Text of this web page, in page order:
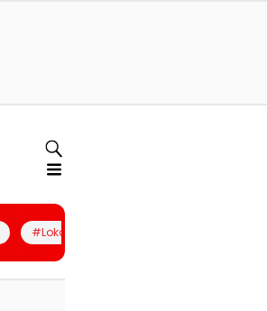
#LokalBerdaya